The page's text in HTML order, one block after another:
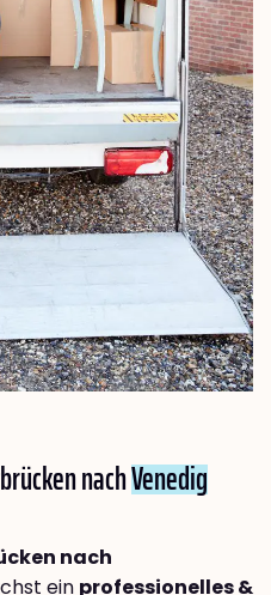
nachVenedig
nach
ein professionelles &